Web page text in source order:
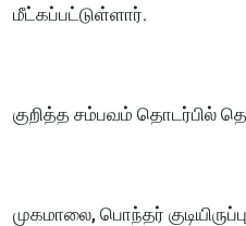
மீட்கப்பட்டுள்ளார்.
குறித்த சம்பவம் தொடர்பில்
முகமாலை, பொந்தர்